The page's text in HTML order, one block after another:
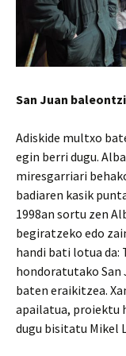
San Juan
Adiskide multxo
egin berri dugu.
miresgarriari
badiaren kasik
1998an sortu zen
begiratzeko edo
handi bati lotua da:
hondoratutako San
baten eraikitzea.
apailatua, proiektu
dugu bisitatu Mikel